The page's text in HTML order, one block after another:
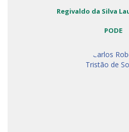
Regivaldo da Silva
PODE